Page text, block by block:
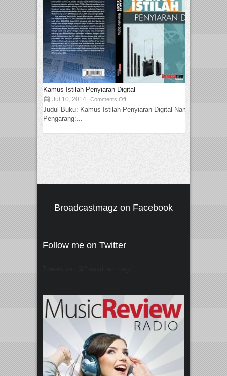
Kamus Istilah Penyiaran Digital
Jul 10, 2014 Comments Off
Judul Buku: Kamus Istilah Penyiaran Digital Nama
Pengarang:...
Broadcastmagz on Facebook
Follow me on Twitter